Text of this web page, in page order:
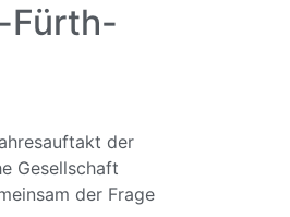
Fürth-
der
Gesellschaft
der Frage